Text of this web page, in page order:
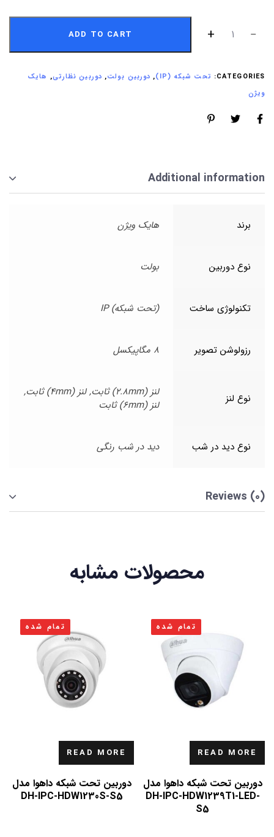
ADD TO CART
CATEGORIES: تحت شبکه (IP) , دوربین بولت, دوربین نظارتی, هایک
ویژن
Additional information
برند هایک ویژن
نوع دوربین بولت
تکنولوژی ساخت (تحت شبکه) IP
رزولوشن تصویر 8 مگاپیکسل
نوع لنز
لنز (2.8mm) ثابت, لنز (4mm) ثابت,
لنز (6mm) ثابت
نوع دید در شب دید در شب رنگی
Reviews (0)
محصولات مشابه
تمام شده
READ MORE
دوربین تحت شبکه داهوا مدل
DH-IPC-HDW1239T1-LED-
S5
تمام شده
READ MORE
دوربین تحت شبکه داهوا مدل
DH-IPC-HDW1230S-S5